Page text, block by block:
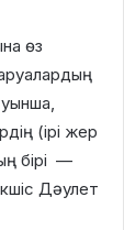
өз
(ірі жер
бірі —
Дәулет